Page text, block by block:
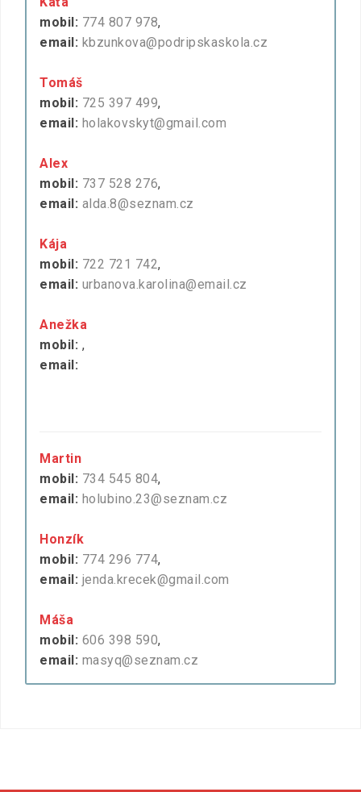
mobil: 774 807 978,
email: kbzunkova@podripskaskola.cz
Tomáš
mobil: 725 397 499,
email: holakovskyt@gmail.com
Alex
mobil: 737 528 276,
email: alda.8@seznam.cz
Kája
mobil: 722 721 742,
email: urbanova.karolina@email.cz
Anežka
mobil: ,
email:
Martin
mobil: 734 545 804,
email: holubino.23@seznam.cz
Honzík
mobil: 774 296 774,
email: jenda.krecek@gmail.com
Máša
mobil: 606 398 590,
email: masyq@seznam.cz